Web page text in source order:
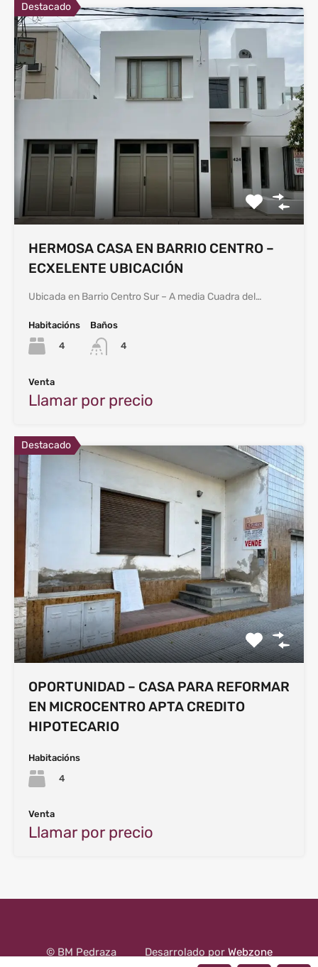
Destacado
HERMOSA CASA EN BARRIO CENTRO –
ECXELENTE UBICACIÓN
Ubicada en Barrio Centro Sur – A media Cuadra del…
Habitacións
4
Baños
4
Venta
Llamar por precio
Destacado
OPORTUNIDAD – CASA PARA REFORMAR
EN MICROCENTRO APTA CREDITO
HIPOTECARIO
Habitacións
4
Venta
Llamar por precio
© BM Pedraza Desarrolado por Webzone